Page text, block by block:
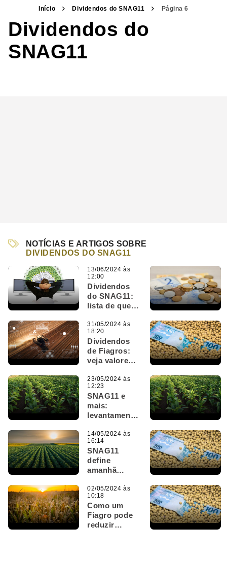
Início Dividendos do SNAG11 Página 6
Dividendos do
SNAG11
NOTÍCIAS E ARTIGOS SOBRE
DIVIDENDOS DO SNAG11
Dividendos
do SNAG11:
lista de quem
mês fecha
amanhã (14);
veja o valor
13/06/2024 às
12:00
Dividendos
de Fiagros:
veja valores
no último dia
do mês
31/05/2024 às
18:20
SNAG11 e
mais:
levantamento
Fiagros mais
rentáveis do
mercado
23/05/2024 às
12:23
SNAG11
define
amanhã
dividendos
na semana
que vem
14/05/2024 às
16:14
Como um
Fiagro pode
reduzir
02/05/2024 às
10:18